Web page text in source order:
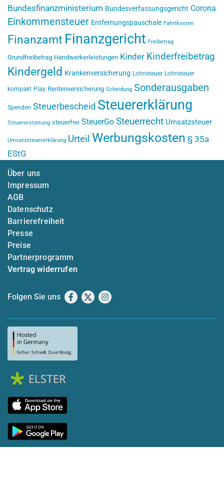
Bundesfinanzministerium Bundesverfassungsgericht Corona
Einkommensteuer Entfernungspauschale Fahrtkosten
Finanzamt Finanzgericht Freibetrag
Grundfreibetrag Handwerkerleistungen Kinder Kinderfreibetrag
Kindergeld Krankenversicherung Lohnsteuer Lohnsteuer
kompakt Play Rentenversicherung Scheidung Sonderausgaben
Spenden Steuerbescheid Steuererklärung
Steuererstattung steuerfrei SteuerGo Steuerrecht Umsatzsteuer
Umsatzsteuererklärung Urteil Werbungskosten § 35a
EStG
Über uns
Impressum
AGB
Datenschutz
Barrierefreiheit
Presse
Preise
Partnerprogramm
Vertrag widerrufen
Folgen Sie uns Facebook
X Instagram